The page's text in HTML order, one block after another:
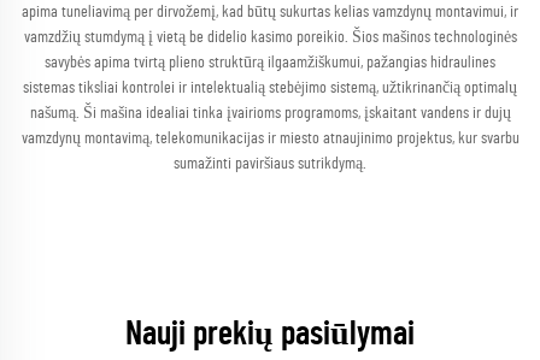
apima tuneliavimą per dirvožemį, kad būtų sukurtas kelias vamzdynų montavimui, ir
vamzdžių stumdymą į vietą be didelio kasimo poreikio. Šios mašinos technologinės
savybės apima tvirtą plieno struktūrą ilgaamžiškumui, pažangias hidraulines
sistemas tiksliai kontrolei ir intelektualią stebėjimo sistemą, užtikrinančią optimalų
našumą. Ši mašina idealiai tinka įvairioms programoms, įskaitant vandens ir dujų
vamzdynų montavimą, telekomunikacijas ir miesto atnaujinimo projektus, kur svarbu
sumažinti paviršiaus sutrikdymą.
Nauji prekių pasiūlymai